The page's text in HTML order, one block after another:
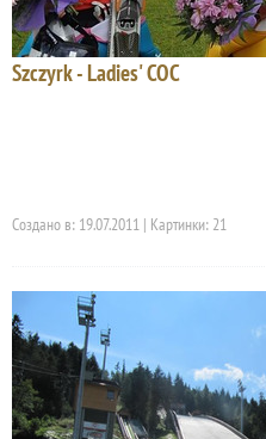
Szczyrk - Ladies' COC
Создано в: 19.07.2011 | Картинки: 21